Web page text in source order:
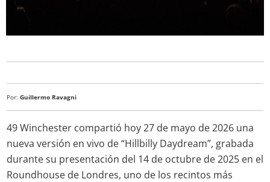
Por: Guillermo Ravagni
49 Winchester compartió hoy 27 de mayo de 2026 una
nueva versión en vivo de “Hillbilly Daydream”, grabada
durante su presentación del 14 de octubre de 2025 en el
Roundhouse de Londres, uno de los recintos más